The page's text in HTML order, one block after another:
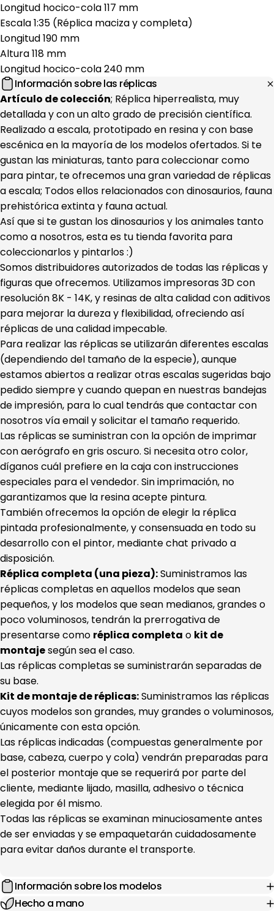
Longitud hocico-cola 117 mm
Escala 1:35 (Réplica maciza y completa)
Longitud 190 mm
Altura 118 mm
Longitud hocico-cola 240 mm
Información sobre las réplicas
Artículo de colección; Réplica hiperrealista, muy
detallada y con un alto grado de precisión científica.
Realizado a escala, prototipado en resina y con base
escénica en la mayoría de los modelos ofertados. Si te
gustan las miniaturas, tanto para coleccionar como
para pintar, te ofrecemos una gran variedad de réplicas
a escala; Todos ellos relacionados con dinosaurios, fauna
prehistórica extinta y fauna actual.
Así que si te gustan los dinosaurios y los animales tanto
como a nosotros, esta es tu tienda favorita para
coleccionarlos y pintarlos :)
Somos distribuidores autorizados de todas las réplicas y
figuras que ofrecemos. Utilizamos impresoras 3D con
resolución 8K - 14K, y resinas de alta calidad con aditivos
para mejorar la dureza y flexibilidad, ofreciendo así
réplicas de una calidad impecable.
Para realizar las réplicas se utilizarán diferentes escalas
(dependiendo del tamaño de la especie), aunque
estamos abiertos a realizar otras escalas sugeridas bajo
pedido siempre y cuando quepan en nuestras bandejas
de impresión, para lo cual tendrás que contactar con
nosotros vía email y solicitar el tamaño requerido.
Las réplicas se suministran con la opción de imprimar
con aerógrafo en gris oscuro. Si necesita otro color,
díganos cuál prefiere en la caja con instrucciones
especiales para el vendedor. Sin imprimación, no
garantizamos que la resina acepte pintura.
También ofrecemos la opción de elegir la réplica
pintada profesionalmente, y consensuada en todo su
desarrollo con el pintor, mediante chat privado a
disposición.
Réplica completa (una pieza):Suministramos las
réplicas completas en aquellos modelos que sean
pequeños, y los modelos que sean medianos, grandes o
poco voluminosos, tendrán la prerrogativa de
presentarse como réplica completa o kit de
montajesegún sea el caso.
Las réplicas completas se suministrarán separadas de
su base.
Kit de montaje de réplicas:Suministramos las réplicas
cuyos modelos son grandes, muy grandes o voluminosos,
únicamente con esta opción.
Las réplicas indicadas (compuestas generalmente por
base, cabeza, cuerpo y cola) vendrán preparadas para
el posterior montaje que se requerirá por parte del
cliente, mediante lijado, masilla, adhesivo o técnica
elegida por él mismo.
Todas las réplicas se examinan minuciosamente antes
de ser enviadas y se empaquetarán cuidadosamente
para evitar daños durante el transporte.
Información sobre los modelos
Hecho a mano